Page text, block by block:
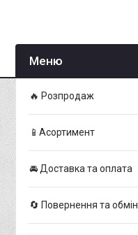
🔥 Розпродаж
📱Асортимент
🚘 Доставка та оплата
🔄 Повернення та обмін